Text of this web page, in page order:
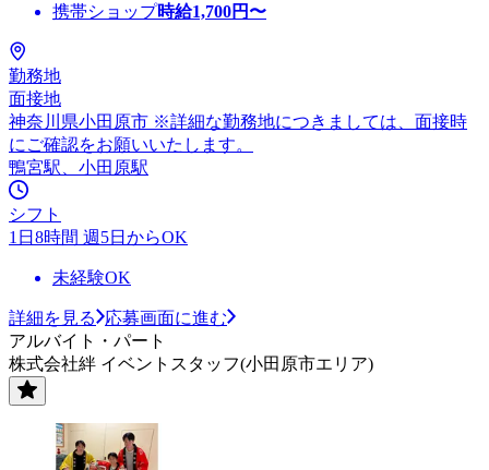
携帯ショップ時給1,700円〜
勤務地
面接地
神奈川県小田原市 ※詳細な勤務地につきましては、面接時
にご確認をお願いいたします。
鴨宮駅、小田原駅
シフト
1日8時間 週5日からOK
未経験OK
詳細を見る
応募画面に進む
アルバイト・パート
株式会社絆 イベントスタッフ(小田原市エリア)